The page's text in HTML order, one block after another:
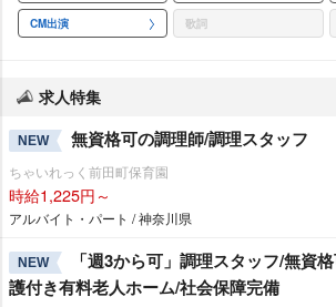
CM出演 歌詞
求人特集
NEW 無資格可の調理師/調理スタッフ
ちゃいれっく前田町保育園
時給1,225円～
アルバイト・パート / 神奈川県
NEW
「週3から可」調理スタッフ/無資
護付き有料老人ホーム/社会保障完備